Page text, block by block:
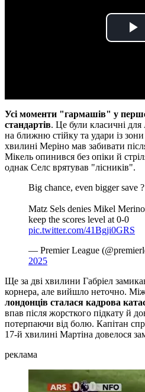
Усі моменти "гармашів" у
стандартів. Це були класичні для
на ближню стійку та удари із
хвилині Меріно мав забивати
Мікель опинився без опіки й
однак Селс врятував "лісників".
Big chance, even bigger save ?
Matz Sels denies Mikel
keep the scores level at 0-0
pic.twitter.com/41Bgji0GRS
— Premier League
2025
Ще за дві хвилини Габріел
корнера, але вийшло неточно.
лондонців сталася кадрова
впав після жорсткого підкату й
потерпаючи від болю. Капітан
17-й хвилині Мартіна довелося
реклама